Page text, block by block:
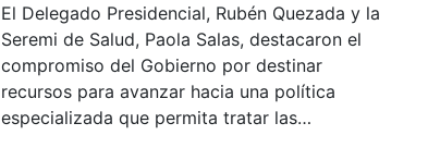
El Delegado Presidencial, Rubén Quezada y la
Seremi de Salud, Paola Salas, destacaron el
compromiso del Gobierno por destinar
recursos para avanzar hacia una política
especializada que permita tratar las…